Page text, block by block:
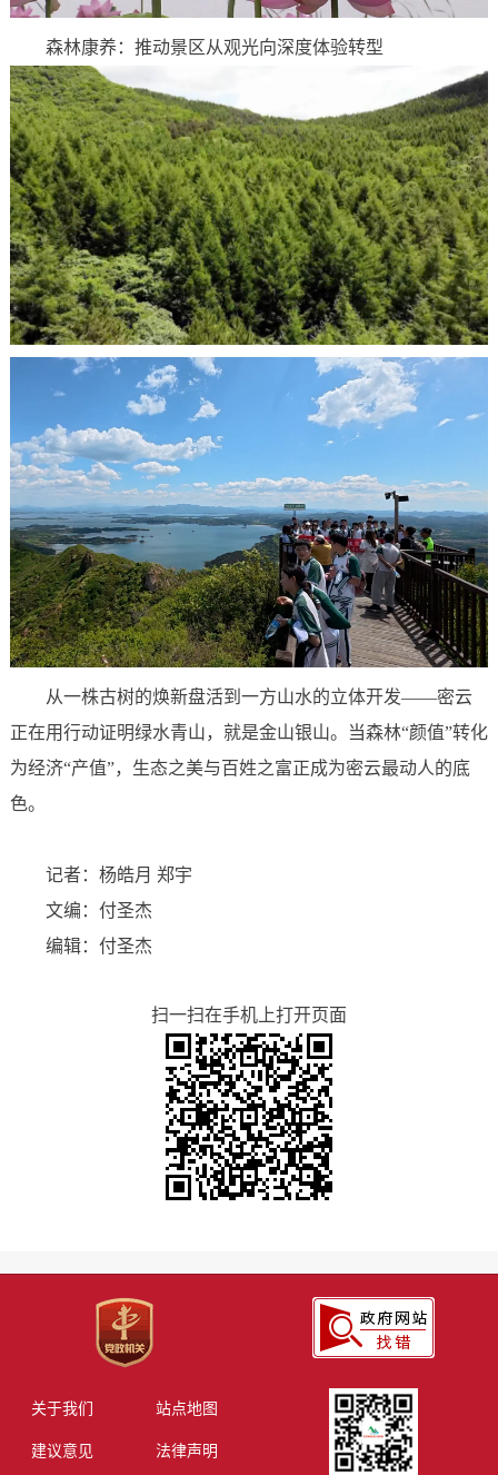
森林康养：推动景区从观光向深度体验转型
从一株古树的焕新盘活到一方山水的立体开发——密云
正在用行动证明绿水青山，就是金山银山。
当森林“颜值”转化
为经济“产值”， 生态之美与百姓之富正成为密云最动人的底
色。
记者：杨皓月 郑宇
文编：付圣杰
编辑：付圣杰
扫一扫在手机上打开页面
关于我们 站点地图
建议意见 法律声明